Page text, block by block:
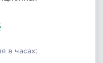
в часах: